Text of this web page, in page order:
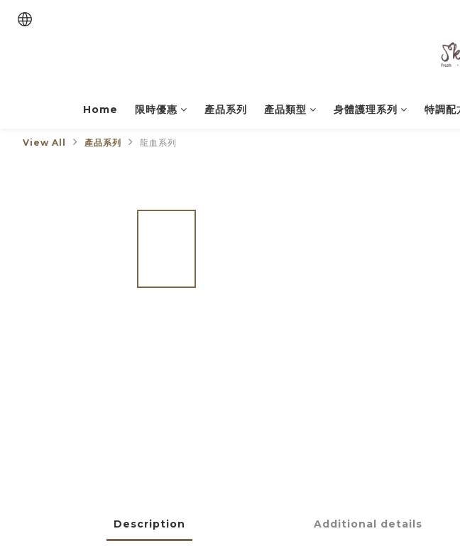
Home 限時優惠 產品系列 產品類型 身體護理系列 特調配
View All 產品系列 龍血系列
Description Additional details